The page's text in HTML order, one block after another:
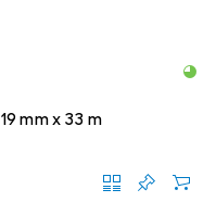
mm x 33 m